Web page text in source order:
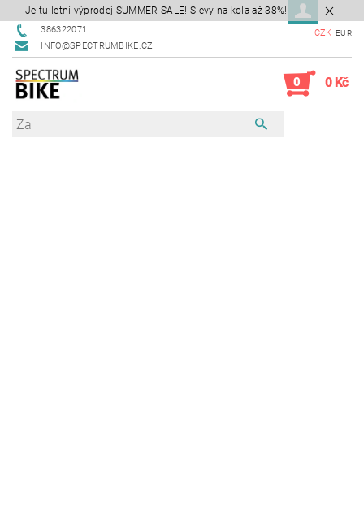
Je tu letní výprodej SUMMER SALE! Slevy na kola až 38%!
386322071
INFO@SPECTRUMBIKE.CZ
CZK EUR
0 0 Kč